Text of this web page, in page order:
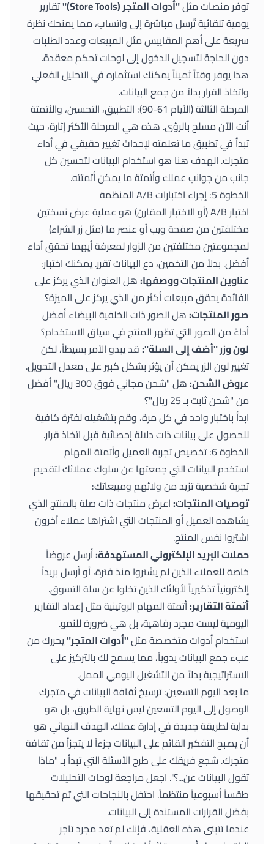
توفر منصات مثل"أدوات المتجر (Store Tools)"
تقارير
يومية تلقائية تُرسل مباشرة إلى واتساب، مما يمنحك نظرة
سريعة على أهم المقاييس مثل المبيعات وعدد الطلبات
دون الحاجة لتسجيل الدخول إلى لوحات تحكم معقدة.
هذا يوفر وقتاً ثميناً يمكنك استثماره في التحليل الفعلي
واتخاذ القرار بدلاً من جمع البيانات.
المرحلة الثالثة (الأيام 61-90): التطبيق، التحسين، والأتمتة
أنت الآن مسلح بالرؤى. هذه هي المرحلة الأكثر إثارة، حيث
تبدأ في تطبيق ما تعلمته لإحداث تغيير حقيقي في أداء
متجرك. الهدف هنا هو استخدام البيانات لتحسين كل
جانب من جوانب عملك وأتمتة ما يمكن أتمتته.
الخطوة 5: إجراء اختبارات A/B المنظمة
اختبار A/B (أو الاختبار المقارن) هو عملية عرض نسختين
مختلفتين من صفحة ويب أو عنصر ما (مثل زر الشراء)
لمجموعتين مختلفتين من الزوار لمعرفة أيهما تحقق أداء
أفضل. بدلاً من التخمين، دع البيانات تقرر. يمكنك اختبار:
عناوين المنتجات ووصفها:هل العنوان الذي يركز على
الفائدة يحقق مبيعات أكثر من الذي يركز على الميزة؟
صور المنتجات:هل الصور ذات الخلفية البيضاء أفضل
أداءً من الصور التي تظهر المنتج في سياق الاستخدام؟
لون وزر "أضف إلى السلة":قد يبدو الأمر بسيطاً، لكن
تغيير لون الزر يمكن أن يؤثر بشكل كبير على معدل التحويل.
عروض الشحن:
هل "شحن مجاني فوق 300 ريال" أفضل
من "شحن ثابت بـ 25 ريال"؟
ابدأ باختبار واحد في كل مرة، وقم بتشغيله لفترة كافية
للحصول على بيانات ذات دلالة إحصائية قبل اتخاذ قرار.
الخطوة 6: تخصيص تجربة العميل وأتمتة المهام
استخدم البيانات التي جمعتها عن سلوك عملائك لتقديم
تجربة شخصية تزيد من ولائهم ومبيعاتك:
توصيات المنتجات:اعرض منتجات ذات صلة بالمنتج الذي
يشاهده العميل أو المنتجات التي اشتراها عملاء آخرون
اشتروا نفس المنتج.
حملات البريد الإلكتروني المستهدفة:أرسل عروضاً
خاصة للعملاء الذين لم يشتروا منذ فترة، أو أرسل بريداً
إلكترونياً تذكيرياً لأولئك الذين تخلوا عن سلة التسوق.
أتمتة التقارير:أتمتة المهام الروتينية مثل إعداد التقارير
اليومية ليست مجرد رفاهية، بل هي ضرورة للنمو.
استخدام أدوات متخصصة مثل"أدوات المتجر"يحررك من
عبء جمع البيانات يدوياً، مما يسمح لك بالتركيز على
الاستراتيجية بدلاً من التشغيل اليومي الممل.
ما بعد اليوم التسعين: ترسيخ ثقافة البيانات في متجرك
الوصول إلى اليوم التسعين ليس نهاية الطريق، بل هو
بداية لطريقة جديدة في إدارة عملك. الهدف النهائي هو
أن يصبح التفكير القائم على البيانات جزءاً لا يتجزأ من ثقافة
متجرك. شجع فريقك على طرح الأسئلة التي تبدأ بـ "ماذا
تقول البيانات عن...؟". اجعل مراجعة لوحات التحليلات
طقساً أسبوعياً منتظماً. احتفل بالنجاحات التي تم تحقيقها
بفضل القرارات المستندة إلى البيانات.
عندما تتبنى هذه العقلية، فإنك لم تعد مجرد تاجر